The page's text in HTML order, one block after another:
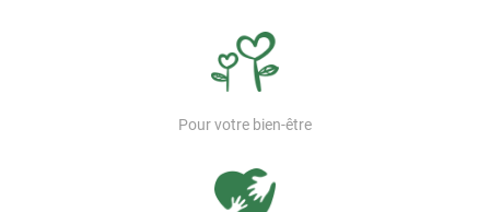
Pour votre bien-être